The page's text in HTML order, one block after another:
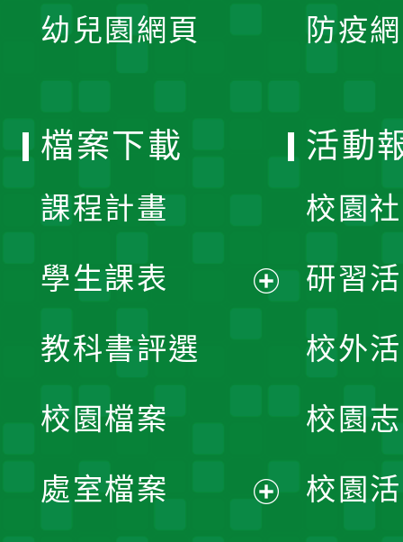
幼兒園網頁 防疫
檔案下載
課程計畫
學生課表
單
教科書評選
校園檔案
處室檔案
活動
校園
研習
校外
校園
校園